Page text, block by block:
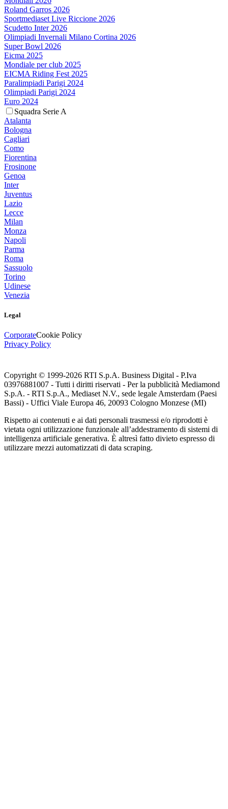
Roland Garros 2026
Sportmediaset Live Riccione 2026
Scudetto Inter 2026
Olimpiadi Invernali Milano Cortina 2026
Super Bowl 2026
Eicma 2025
Mondiale per club 2025
EICMA Riding Fest 2025
Paralimpiadi Parigi 2024
Olimpiadi Parigi 2024
Euro 2024
Squadra Serie A
Atalanta
Bologna
Cagliari
Como
Fiorentina
Frosinone
Genoa
Inter
Juventus
Lazio
Lecce
Milan
Monza
Napoli
Parma
Roma
Sassuolo
Torino
Udinese
Venezia
Legal
CorporateCookie Policy
Privacy Policy
Copyright © 1999-2026 RTI S.p.A. Business Digital - P.Iva
03976881007 - Tutti i diritti riservati - Per la pubblicità Mediamond
S.p.A. - RTI S.p.A., Mediaset N.V., sede legale Amsterdam (Paesi
Bassi) - Uffici Viale Europa 46, 20093 Cologno Monzese (MI)
Rispetto ai contenuti e ai dati personali trasmessi e/o riprodotti è
vietata ogni utilizzazione funzionale all’addestramento di sistemi di
intelligenza artificiale generativa. È altresì fatto divieto espresso di
utilizzare mezzi automatizzati di data scraping.